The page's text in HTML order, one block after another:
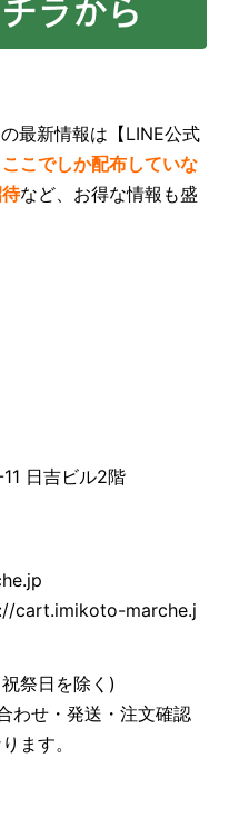
最新情報は【LINE公式
ここでしか配布していな
など、お得な情報も盛
日吉ビル2階
cart.imikoto-marche.j
祭日を除く)
わせ・発送・注文確認
ます。